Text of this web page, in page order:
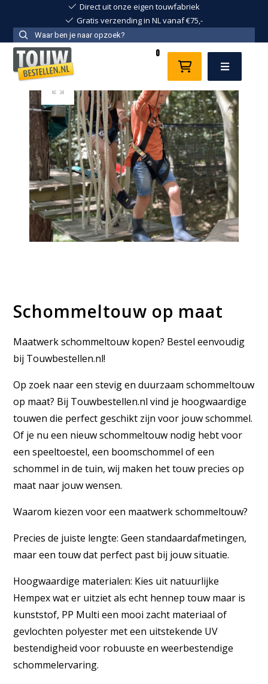
Direct uit onze eigen touwfabriek
Gratis verzending in NL vanaf €75,-
Menu
0
Schommeltouw op maat
Maatwerk schommeltouw kopen? Bestel eenvoudig
bij Touwbestellen.nl!
Op zoek naar een stevig en duurzaam schommeltouw
op maat? Bij Touwbestellen.nl vind je hoogwaardige
touwen die perfect geschikt zijn voor jouw schommel.
Of je nu een nieuw schommeltouw nodig hebt voor
een speeltoestel, een boomschommel of een
schommel in de tuin, wij maken het touw precies op
maat naar jouw wensen.
Waarom kiezen voor een maatwerk schommeltouw?
Precies de juiste lengte: Geen standaardafmetingen,
maar een touw dat perfect past bij jouw situatie.
Hoogwaardige materialen: Kies uit natuurlijke
Hempex wat er uitziet als echt hennep touw maar is
kunststof, PP Multi een mooi zacht materiaal of
gevlochten polyester met een uitstekende UV
bestendigheid voor robuuste en weerbestendige
schommelervaring.